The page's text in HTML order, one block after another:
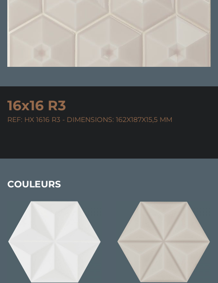
16x16 R3
REF: HX 1616 R3 - DIMENSIONS: 162X187X15,5 MM
COULEURS